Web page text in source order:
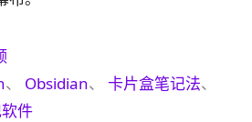
、 Obsidian、卡片盒笔记法、
件